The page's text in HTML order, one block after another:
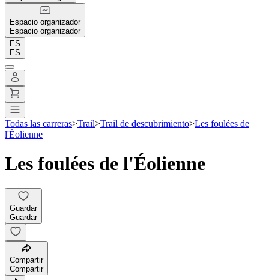
Espacio organizador
Espacio organizador
ES
ES
Todas las carreras>Trail>Trail de descubrimiento>Les foulées de
l'Éolienne
Les foulées de l'Éolienne
Guardar
Guardar
Compartir
Compartir